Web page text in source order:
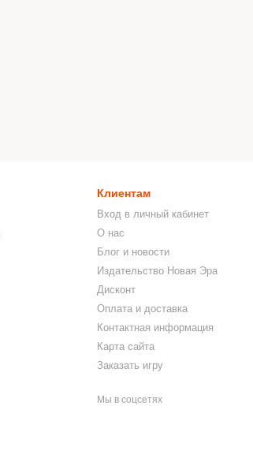
Клиентам
Вход в личный кабинет
О нас
Блог и новости
Издательство Новая Эра
Дисконт
Оплата и доставка
Контактная информация
Карта сайта
Заказать игру
Мы в соцсетях